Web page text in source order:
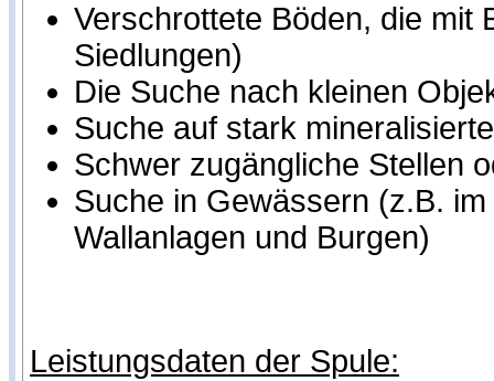
Verschrottete Böden, die mit
Siedlungen)
Die Suche nach kleinen
Suche auf stark
Schwer zugängliche Stellen
Suche in Gewässern (z.B.
Wallanlagen und Burgen)
Leistungsdaten der Spule: